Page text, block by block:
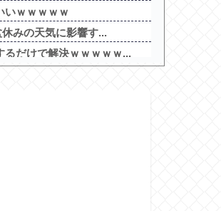
いｗｗｗｗｗ
みの天気に影響す...
だけで解決ｗｗｗｗｗ...